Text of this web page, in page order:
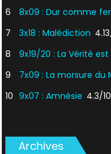
6
8x09 : Dur comme fer
7
3x18 : Malédiction
8
9x19/20 : La Vérité est
9
7x09 : La morsure du
10 9x07 : Amnésie 4.3/10
Archives